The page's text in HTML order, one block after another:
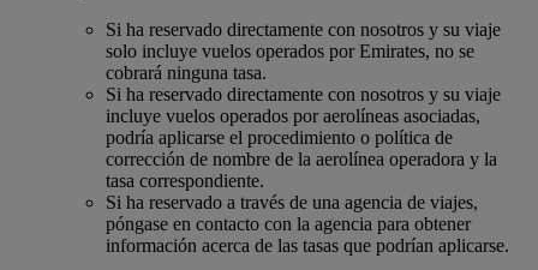
Si ha reservado directamente con nosotros y su viaje
solo incluye vuelos operados por Emirates, no se
cobrará ninguna tasa.
Si ha reservado directamente con nosotros y su viaje
incluye vuelos operados por aerolíneas asociadas,
podría aplicarse el procedimiento o política de
corrección de nombre de la aerolínea operadora y la
tasa correspondiente.
Si ha reservado a través de una agencia de viajes,
póngase en contacto con la agencia para obtener
información acerca de las tasas que podrían aplicarse.